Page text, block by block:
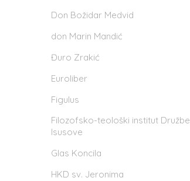
Don Božidar Medvid
don Marin Mandić
Đuro Zrakić
Euroliber
Figulus
Filozofsko-teološki institut Družbe
Isusove
Glas Koncila
HKD sv. Jeronima